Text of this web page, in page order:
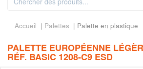
Accueil | Palettes | Palette en plastique
PALETTE EUROPÉENNE
RÉF. BASIC 1208-C9 ESD